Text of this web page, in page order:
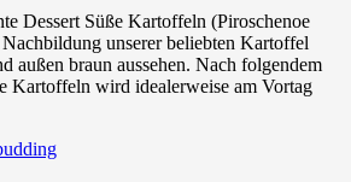
Dessert Süße Kartoffeln (Piroschenoe
unserer beliebten Kartoffel
außen braun aussehen. Nach folgendem
Kartoffeln wird idealerweise am Vortag